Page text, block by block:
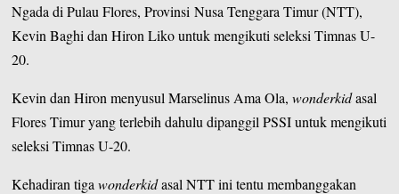
Ngada di Pulau Flores, ProvinsiNusa Tenggara Timur(NTT),
Kevin Baghi dan Hiron Liko untuk mengikuti seleksi Timnas U-
20.
Kevin dan Hiron menyusul Marselinus Ama Ola,wonderkidasal
Flores Timur yang terlebih dahulu dipanggil PSSI untuk mengikuti
seleksi Timnas U-20.
Kehadiran tigawonderkidasal NTT ini tentu membanggakan